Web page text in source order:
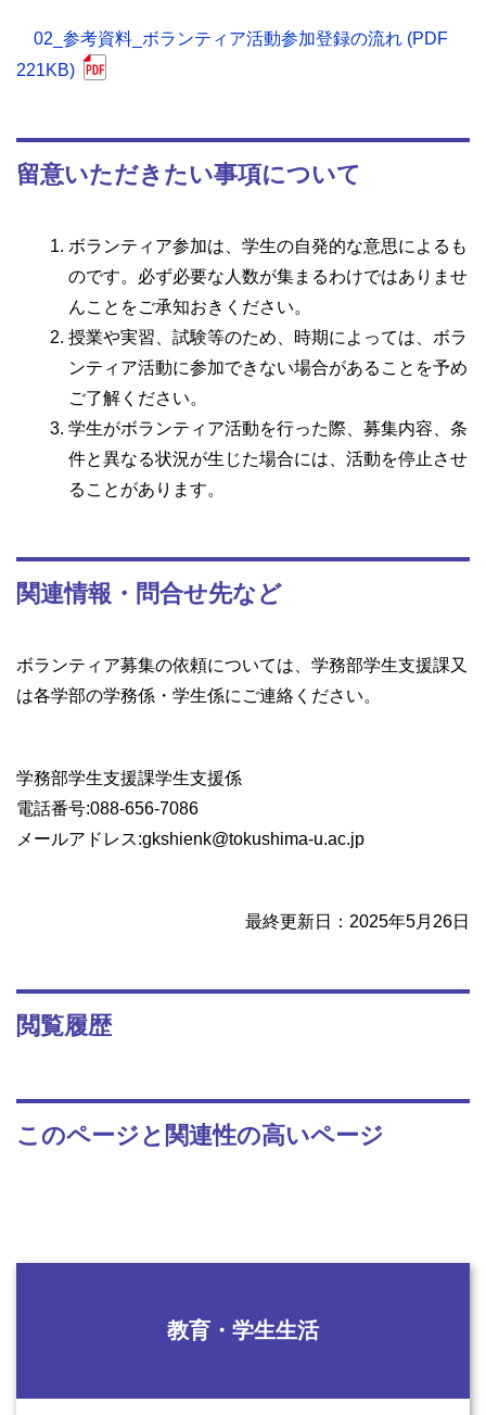
02_参考資料_ボランティア活動参加登録の流れ (PDF
221KB)
留意いただきたい事項について
ボランティア参加は、学生の自発的な意思によるも
のです。必ず必要な人数が集まるわけではありませ
んことをご承知おきください。
授業や実習、試験等のため、時期によっては、ボラ
ンティア活動に参加できない場合があることを予め
ご了解ください。
学生がボランティア活動を行った際、募集内容、条
件と異なる状況が生じた場合には、活動を停止させ
ることがあります。
関連情報・問合せ先など
ボランティア募集の依頼については、学務部学生支援課又
は各学部の学務係・学生係にご連絡ください。
学務部学生支援課学生支援係
電話番号:088-656-7086
メールアドレス:gkshienk@tokushima-u.ac.jp
最終更新日：2025年5月26日
閲覧履歴
このページと関連性の高いページ
教育・学生生活